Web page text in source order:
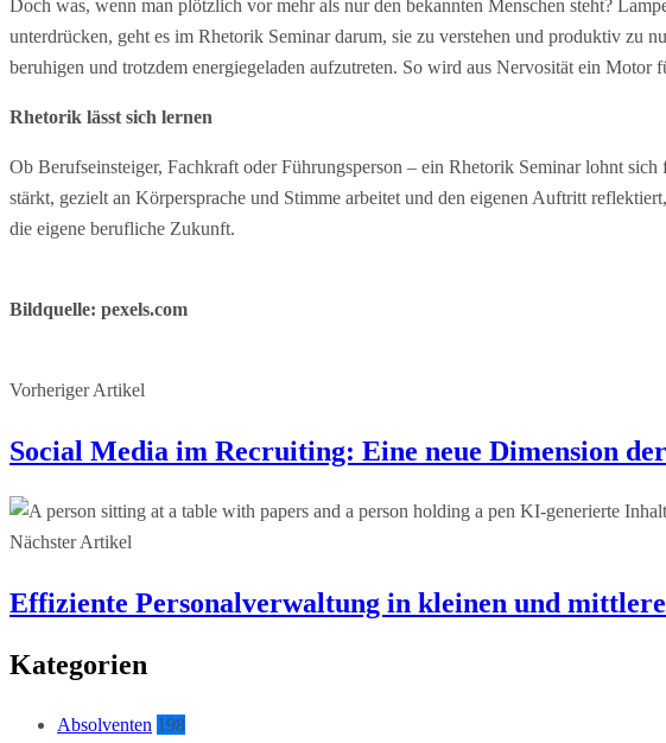
Doch was, wenn man plötzlich vor mehr als nur den bekannten Menschen steht?
unterdrücken, geht es im Rhetorik Seminar darum, sie zu verstehen und produktiv zu
beruhigen und trotzdem energiegeladen aufzutreten. So wird aus Nervosität ein Motor
Rhetorik lässt sich lernen
Ob Berufseinsteiger, Fachkraft oder Führungsperson – ein Rhetorik Seminar lohnt
stärkt, gezielt an Körpersprache und Stimme arbeitet und den eigenen Auftritt
die eigene berufliche Zukunft.
Bildquelle: pexels.com
Vorheriger Artikel
Social Media im Recruiting: Eine neue Dimension
Nächster Artikel
Effiziente Personalverwaltung in kleinen und
Kategorien
Absolventen 198